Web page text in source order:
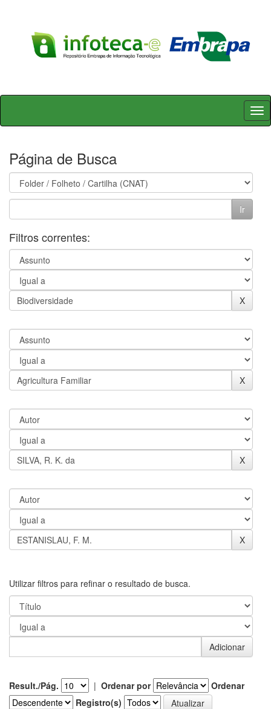
Skip
Página de Busca
Filtros correntes:
Utilizar filtros para refinar o resultado de busca.
Result./Pág. | Ordenar por
Ordenar
Registro(s)